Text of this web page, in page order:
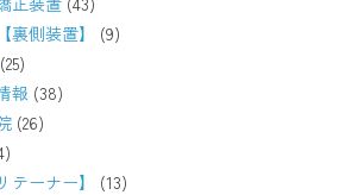
裏側装置】
(9)
(25)
報 (38)
(26)
ーナー】
(13)